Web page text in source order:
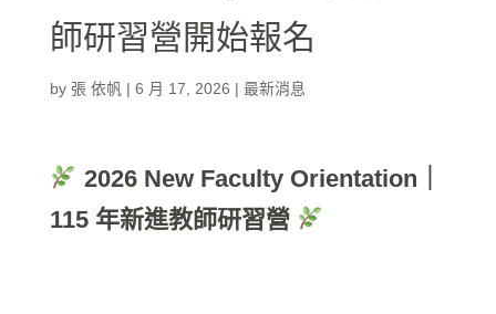
師研習營開始報名
by 張 依帆 | 6 月 17, 2026 | 最新消息
2026 New Faculty Orientation｜
115 年新進教師研習營